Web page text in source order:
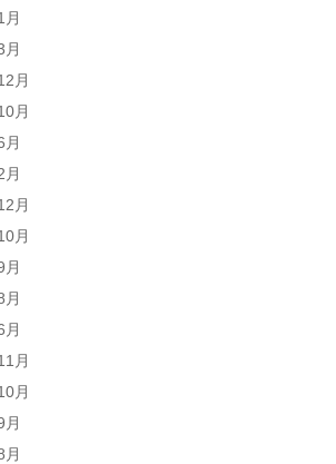
月
月
月
月
月
月
月
月
月
月
月
月
月
月
月